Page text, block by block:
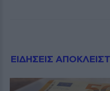
ΕΙΔΗΣΕΙΣ